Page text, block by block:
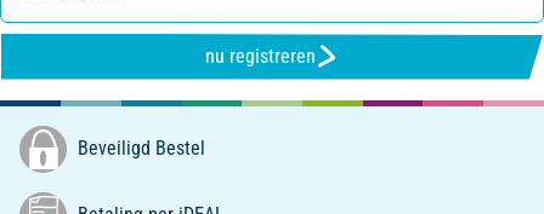
nu registreren
Beveiligd Bestel